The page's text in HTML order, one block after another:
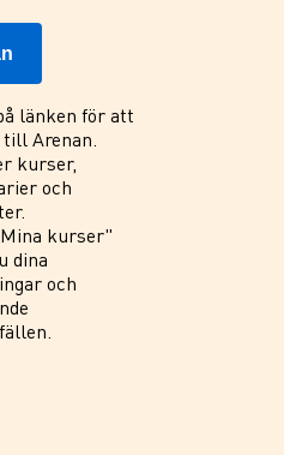
länken för att
Arenan.
kurser,
och
kurser"
dina
och